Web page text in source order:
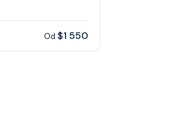
Od $1 550